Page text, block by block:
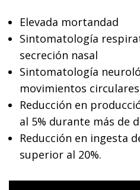
Elevada mortandad
Sintomatología
secreción nasal
Sintomatología
movimientos
Reducción en
al 5% durante más de
Reducción en ingesta
superior al 20%.